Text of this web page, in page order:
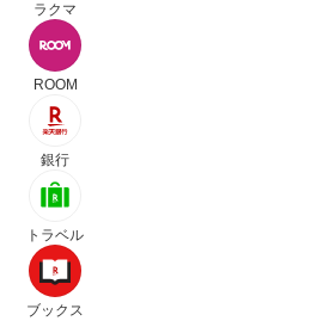
ラクマ
ROOM
銀行
トラベル
ブックス